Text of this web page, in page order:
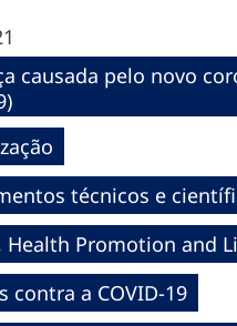
causada pelo novo
técnicos e
Health Promotion and
contra a COVID-19